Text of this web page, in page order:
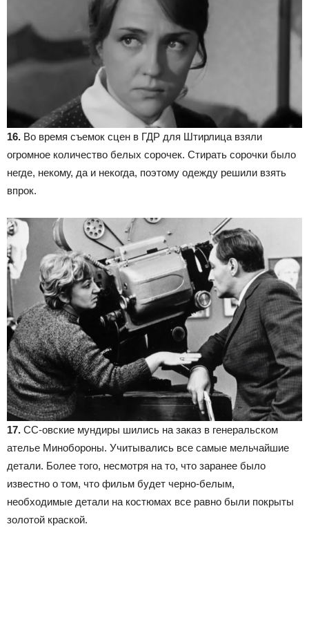
16. Во время съемок сцен в ГДР для Штирлица взяли
огромное количество белых сорочек. Стирать сорочки было
негде, некому, да и некогда, поэтому одежду решили взять
впрок.
17. СС-овские мундиры шились на заказ в генеральском
ателье Минобороны. Учитывались все самые мельчайшие
детали. Более того, несмотря на то, что заранее было
известно о том, что фильм будет черно-белым,
необходимые детали на костюмах все равно были покрыты
золотой краской.